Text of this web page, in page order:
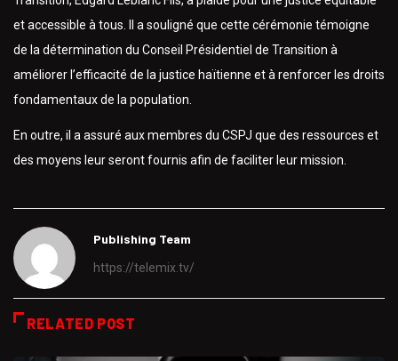
et accessible à tous. Il a souligné que cette cérémonie témoigne
de la détermination du Conseil Présidentiel de Transition à
améliorer l’efficacité de la justice haïtienne et à renforcer les droits
fondamentaux de la population.
En outre, il a assuré aux membres du CSPJ que des ressources et
des moyens leur seront fournis afin de faciliter leur mission.
Publishing Team
https://telemix.tv/
RELATED POST